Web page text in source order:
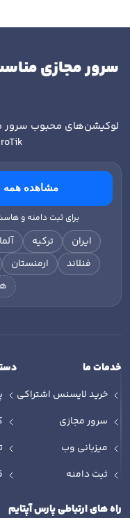
سرور مجازی
لوکیشن‌های محبوب سرور
مشاهده همه
برای ثبت دامنه و
ایران ترکیه
فنلاند
ارمنستان
خدمات ما
خرید لایسنس اشتراکی
سرور مجازی
میزبانی وب
ثبت دامنه
راه های ارتباطی پارس آپتایم